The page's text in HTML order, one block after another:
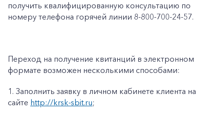
получить квалифицированную консультацию по
номеру телефона горячей линии 8-800-700-24-57.
Переход на получение квитанций в электронном
формате возможен несколькими способами:
1. Заполнить заявку в личном кабинете клиента на
сайте http://krsk-sbit.ru;